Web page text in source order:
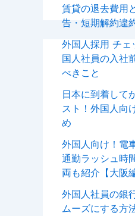
賃貸の退去費用
告・短期解約違
外国人採用 チェ
国人社員の入社
べきこと
日本に到着して
スト！外国人向
め
外国人向け！電
通勤ラッシュ時
両も紹介【大阪編
外国人社員の銀
ムーズにする方